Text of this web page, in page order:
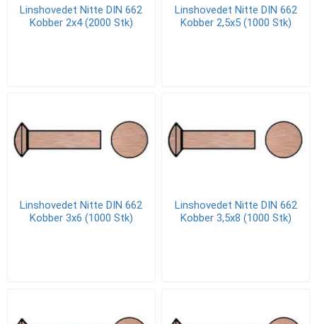
Linshovedet Nitte DIN 662
Kobber 2x4 (2000 Stk)
Linshovedet Nitte DIN 662
Kobber 2,5x5 (1000 Stk)
Linshovedet Nitte DIN 662
Kobber 3x6 (1000 Stk)
Linshovedet Nitte DIN 662
Kobber 3,5x8 (1000 Stk)